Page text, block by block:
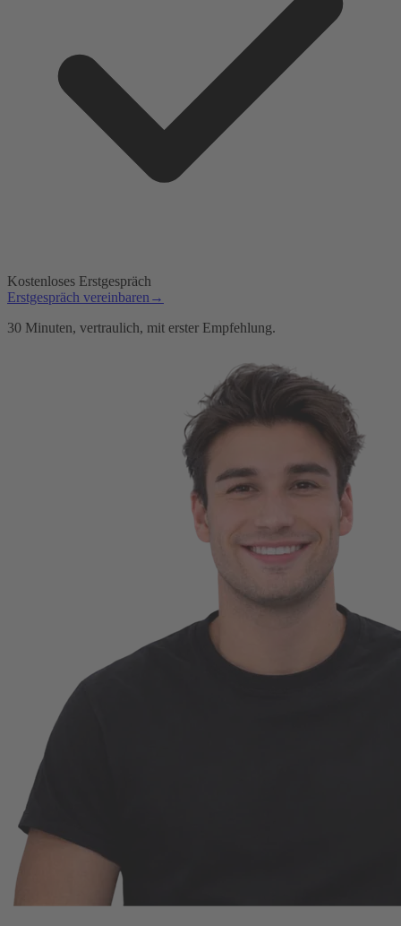
Kostenloses Erstgespräch
Erstgespräch vereinbaren →
30 Minuten, vertraulich, mit erster Empfehlung.